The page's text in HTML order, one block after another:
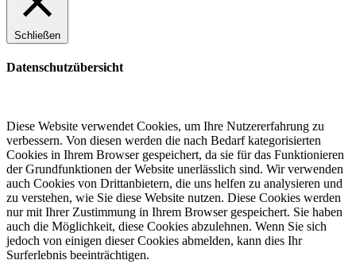
Schließen
Datenschutzübersicht
Diese Website verwendet Cookies, um Ihre Nutzererfahrung zu
verbessern. Von diesen werden die nach Bedarf kategorisierten
Cookies in Ihrem Browser gespeichert, da sie für das Funktionieren
der Grundfunktionen der Website unerlässlich sind. Wir verwenden
auch Cookies von Drittanbietern, die uns helfen zu analysieren und
zu verstehen, wie Sie diese Website nutzen. Diese Cookies werden
nur mit Ihrer Zustimmung in Ihrem Browser gespeichert. Sie haben
auch die Möglichkeit, diese Cookies abzulehnen. Wenn Sie sich
jedoch von einigen dieser Cookies abmelden, kann dies Ihr
Surferlebnis beeinträchtigen.